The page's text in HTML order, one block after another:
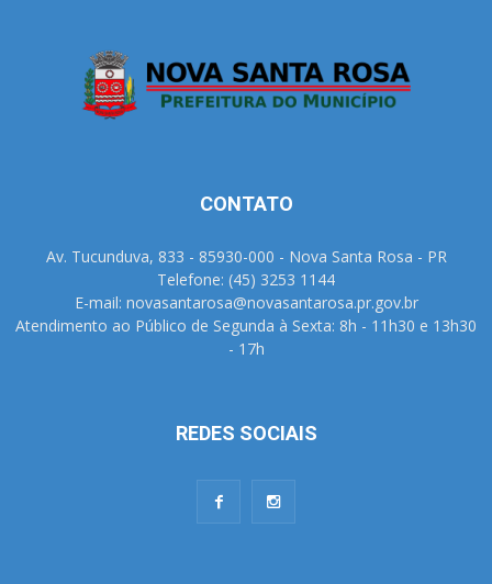
CONTATO
Av. Tucunduva, 833 - 85930-000 - Nova Santa Rosa - PR
Telefone: (45) 3253 1144
E-mail: novasantarosa@novasantarosa.pr.gov.br
Atendimento ao Público de Segunda à Sexta: 8h - 11h30 e 13h30
- 17h
REDES SOCIAIS